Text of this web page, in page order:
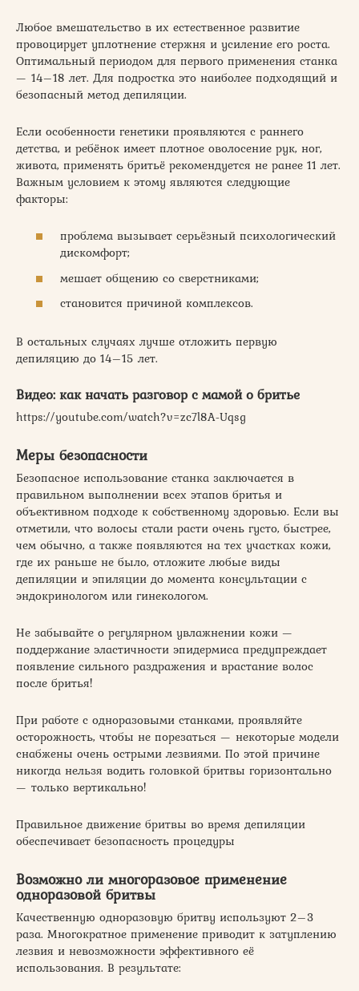
Любое вмешательство в их естественное развитие
провоцирует уплотнение стержня и усиление его роста.
Оптимальный периодом для первого применения станка
— 14–18 лет. Для подростка это наиболее подходящий и
безопасный метод депиляции.
Если особенности генетики проявляются с раннего
детства, и ребёнок имеет плотное оволосение рук, ног,
живота, применять бритьё рекомендуется не ранее 11 лет.
Важным условием к этому являются следующие
факторы:
проблема вызывает серьёзный психологический
дискомфорт;
мешает общению со сверстниками;
становится причиной комплексов.
В остальных случаях лучше отложить первую
депиляцию до 14–15 лет.
Видео: как начать разговор с мамой о бритье
https://youtube.com/watch?v=zc7l8A-Uqsg
Меры безопасности
Безопасное использование станка заключается в
правильном выполнении всех этапов бритья и
объективном подходе к собственному здоровью. Если вы
отметили, что волосы стали расти очень густо, быстрее,
чем обычно, а также появляются на тех участках кожи,
где их раньше не было, отложите любые виды
депиляции и эпиляции до момента консультации с
эндокринологом или гинекологом.
Не забывайте о регулярном увлажнении кожи —
поддержание эластичности эпидермиса предупреждает
появление сильного раздражения и врастание волос
после бритья!
При работе с одноразовыми станками, проявляйте
осторожность, чтобы не порезаться — некоторые модели
снабжены очень острыми лезвиями. По этой причине
никогда нельзя водить головкой бритвы горизонтально
— только вертикально!
Правильное движение бритвы во время депиляции
обеспечивает безопасность процедуры
Возможно ли многоразовое применение
одноразовой бритвы
Качественную одноразовую бритву используют 2–3
раза. Многократное применение приводит к затуплению
лезвия и невозможности эффективного её
использования. В результате: